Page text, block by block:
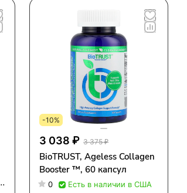
-10%
3 038 ₽ 3 375 ₽
BioTRUST, Ageless Collagen
Booster ™, 60 капсул
0 Есть в наличии в США